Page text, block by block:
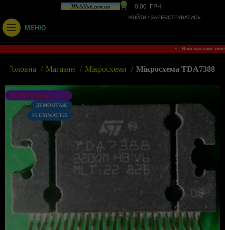
0 0,00 ГРН
УВІЙТИ / ЗАРЕЄСТРУВАТИСЬ
МЕНЮ
• Наш магазин
Головна Магазин Мікросхеми Мікросхема TDA7388
НЕМАЄ В НАЯВНОСТІ
ДЕМОНТАЖ
FLEXIWATT25